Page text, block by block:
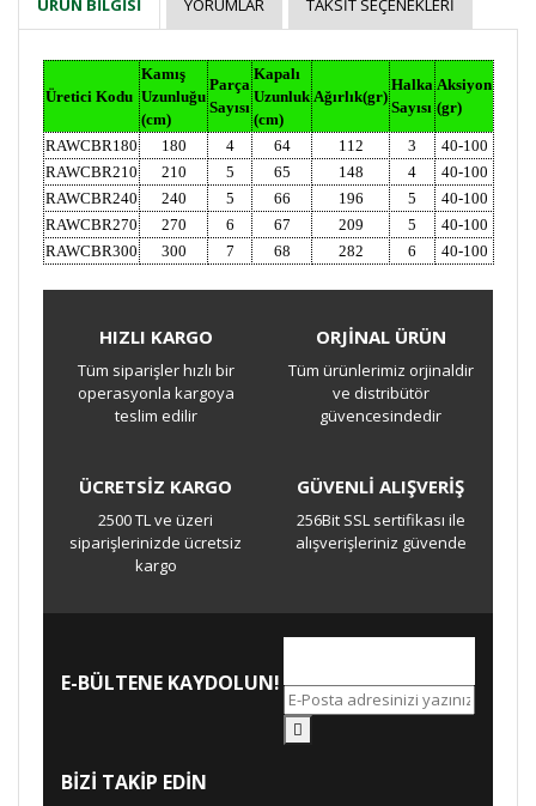
ÜRÜN BILGISI
Üretici Kodu
Kamış
Uzunluğu
(cm)
Parça
Sayısı
Kapalı
Uzunluk
(cm)
Ağırlık(gr)
Halka
Sayısı
Aksiyon
(gr)
RAWCBR180 180 4 64 112 3
40-100
RAWCBR210
210 5 65 148 4
40-100
RAWCBR240
240 5 66 196 5
40-100
RAWCBR270
270 6 67 209 5
40-100
RAWCBR300
300 7 68 282 6 40-100
Bu ürüne ilk yorumu siz yapın!
HIZLI KARGO
Tüm siparişler hızlı bir
operasyonla kargoya
teslim edilir
ORJİNAL ÜRÜN
Tüm ürünlerimiz orjinaldir
ve distribütör
güvencesindedir
ÜCRETSİZ KARGO
2500 TL ve üzeri
siparişlerinizde ücretsiz
kargo
GÜVENLİ ALIŞVERİŞ
256Bit SSL sertifikası ile
alışverişleriniz güvende
E-BÜLTENE KAYDOLUN!
BİZİ TAKİP EDİN